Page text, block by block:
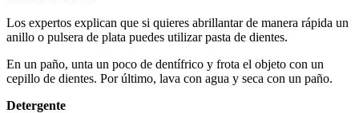
Los expertos explican que si quieres abrillantar de manera rápida un
anillo o pulsera de plata puedes utilizar pasta de dientes.
En un paño, unta un poco de dentífrico y frota el objeto con un
cepillo de dientes. Por último, lava con agua y seca con un paño.
Detergente